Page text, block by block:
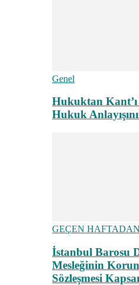
Genel
Hukuktan
Hukuk
GEÇEN HAFTADAN
İstanbul Barosu
Mesleğinin
Sözleşmesi